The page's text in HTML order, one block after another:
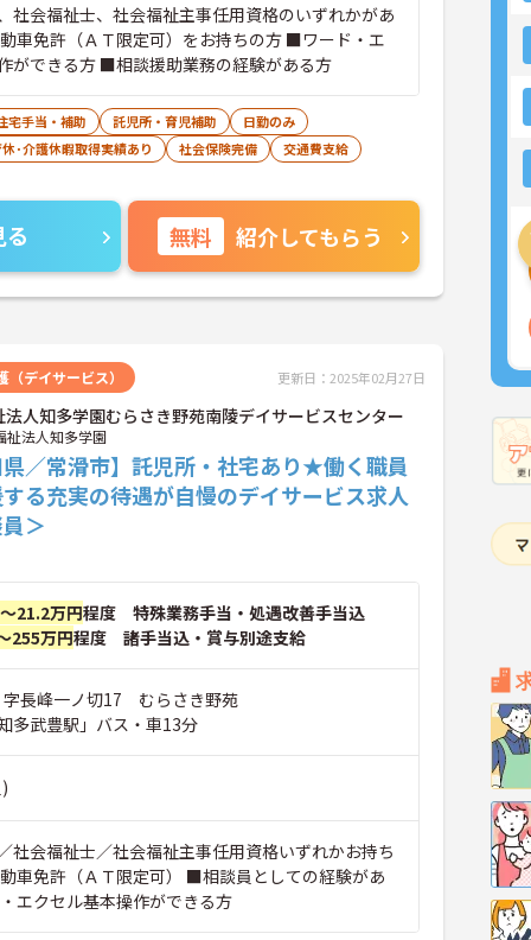
社会福祉士、社会福祉主事任用資格のいずれかがあ
車免許（ＡＴ限定可）をお持ちの方 ■ワード・エ
ができる方 ■相談援助業務の経験がある方
宅手当・補助 託児所・育児補助
日勤のみ
･介護休暇取得実績あり
社会保険完備 交通費支給
無料 紹介してもらう
（デイサービス） 更新日：2025年02月27日
法人知多学園むらさき野苑南陵デイサービスセンター
祉法人知多学園
／常滑市】託児所・社宅あり★働く職員
る充実の待遇が自慢のデイサービス求人
＞
21.2万円程度 特殊業務手当・処遇改善手当込
255万円程度 諸手当込・賞与別途支給
字長峰一ノ切17 むらさき野苑
多武豊駅」バス・車13分
社会福祉士／社会福祉主事任用資格いずれかお持ち
車免許（ＡＴ限定可） ■相談員としての経験があ
エクセル基本操作ができる方